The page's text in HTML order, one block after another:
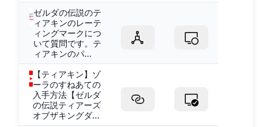
ゼルダの伝説のテ
ィアキンのレーテ
ィングマークにつ
いて質問です。テ
ィアキンのパ...
【ティアキン】ゾ
ーラのすねあての
入手方法【ゼルダ
の伝説ティアーズ
オブザキングダ...